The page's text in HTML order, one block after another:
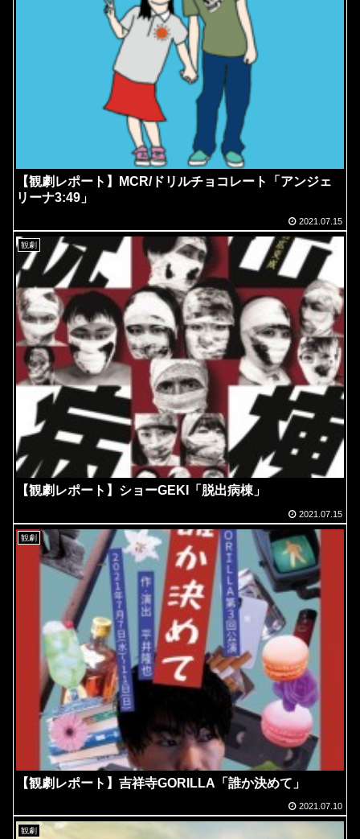
【観劇レポート】MCR/ドリルチョコレート「アンジェ
リーナ3:49」
2021.07.15
観劇
【観劇レポート】ショーGEKI「脱出病棟」
2021.07.15
観劇
【観劇レポート】吉祥寺GORILLA「誰か決めて」
2021.07.10
観劇